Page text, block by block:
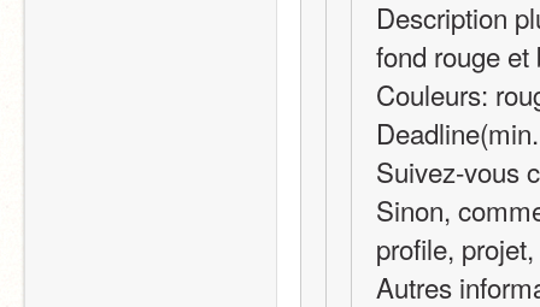
Description
fond rouge
Couleurs:
Suivez-vous
Sinon,
profile,
Autres